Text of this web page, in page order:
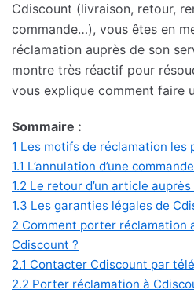
Cdiscount (livraison, retour,
commande…), vous êtes en
réclamation auprès de son
montre très réactif pour
vous explique comment faire
Sommaire :
1 Les motifs de réclamation les
1.1 L’annulation d’une
1.2 Le retour d’un article
1.3 Les garanties légales de
2 Comment porter réclamation
Cdiscount ?
2.1 Contacter Cdiscount par
2.2 Porter réclamation à